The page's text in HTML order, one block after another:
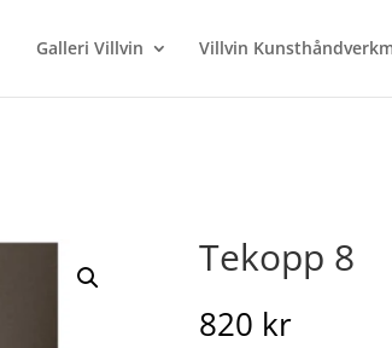
Galleri Villvin Villvin
Tekopp 8
820 kr